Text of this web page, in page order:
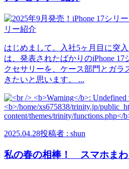
はじめまして。入社5ヶ月目に突
は、発表されたばかりのiPhone
クセサリーを、ケース部門とガラ
きたいと思います。 ...
2025.04.28投稿者 : shun
私の春の相棒！ スマホまわ